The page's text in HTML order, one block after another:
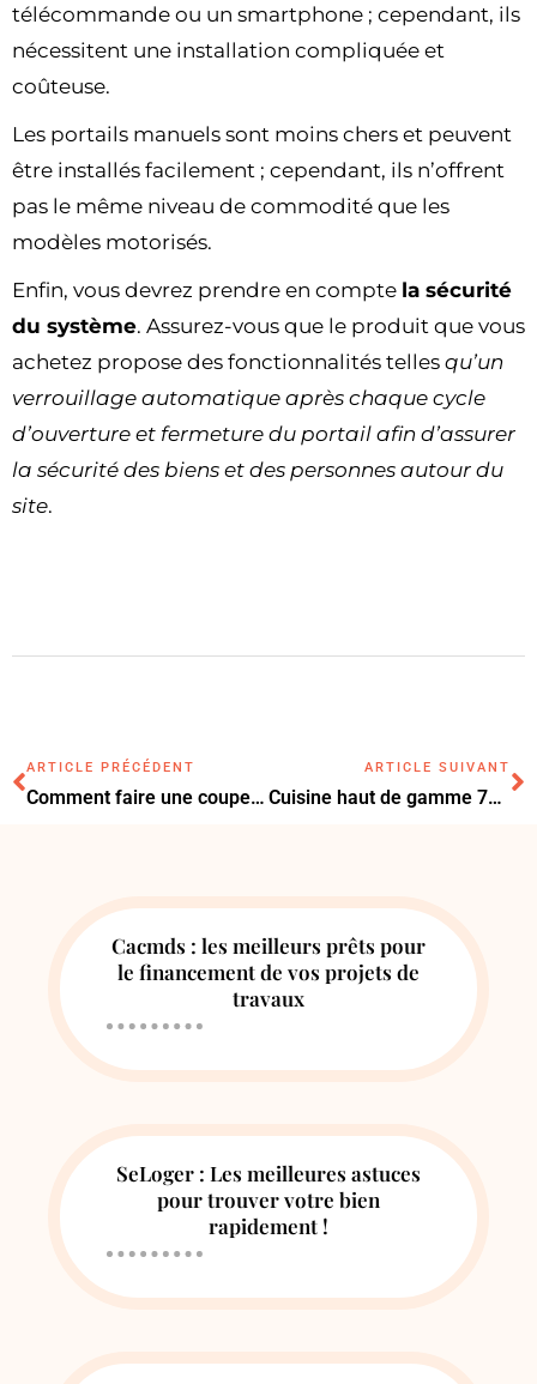
télécommande ou un smartphone ; cependant, ils
nécessitent une installation compliquée et
coûteuse.
Les portails manuels sont moins chers et peuvent
être installés facilement ; cependant, ils n’offrent
pas le même niveau de commodité que les
modèles motorisés.
Enfin, vous devrez prendre en compte la sécurité
du système. Assurez-vous que le produit que vous
achetez propose des fonctionnalités telles qu’un
verrouillage automatique après chaque cycle
d’ouverture et fermeture du portail afin d’assurer
la sécurité des biens et des personnes autour du
site.
ARTICLE PRÉCÉDENT
Comment faire une coupe rail placo propre et efficace ?
ARTICLE SUIVANT
Cuisine haut de gamme 77 ai concept : découvrez les incroyables cuisines haut de gamme
Cacmds : les meilleurs prêts pour
le financement de vos projets de
travaux
SeLoger : Les meilleures astuces
pour trouver votre bien
rapidement !